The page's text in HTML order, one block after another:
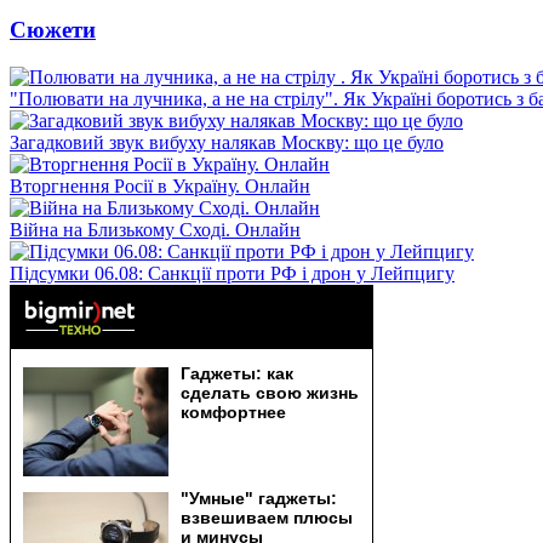
Сюжети
"Полювати на лучника, а не на стрілу". Як Україні боротись з
Загадковий звук вибуху налякав Москву: що це було
Вторгнення Росії в Україну. Онлайн
Війна на Близькому Сході. Онлайн
Підсумки 06.08: Санкції проти РФ і дрон у Лейпцигу